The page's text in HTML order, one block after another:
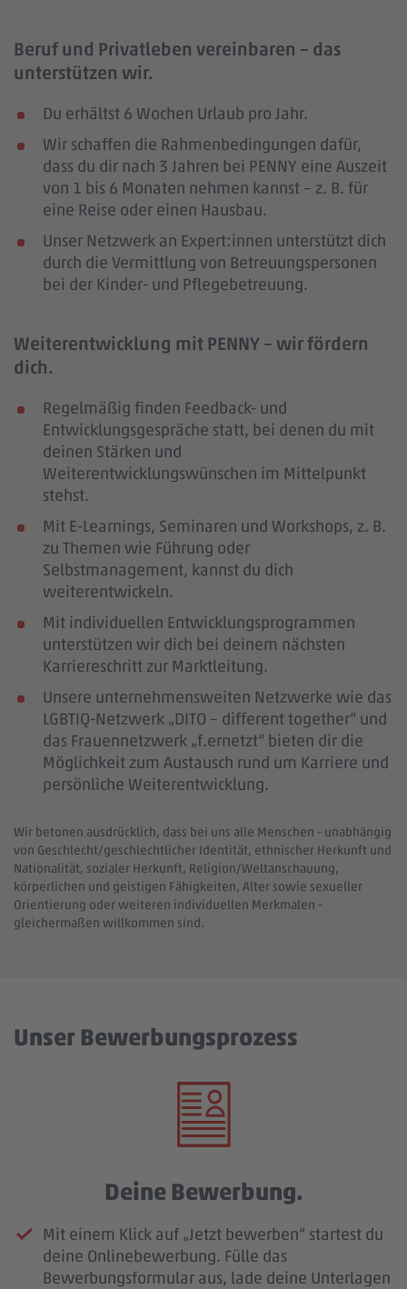
Beruf und Privatleben vereinbaren – das
unterstützen wir.
Du erhältst 6 Wochen Urlaub pro Jahr.
Wir schaffen die Rahmenbedingungen dafür,
dass du dir nach 3 Jahren bei PENNY eine Auszeit
von 1 bis 6 Monaten nehmen kannst – z. B. für
eine Reise oder einen Hausbau.
Unser Netzwerk an Expert:innen unterstützt dich
durch die Vermittlung von Betreuungspersonen
bei der Kinder- und Pflegebetreuung.
Weiterentwicklung mit PENNY – wir fördern
dich.
Regelmäßig finden Feedback- und
Entwicklungsgespräche statt, bei denen du mit
deinen Stärken und
Weiterentwicklungswünschen im Mittelpunkt
stehst.
Mit E-Learnings, Seminaren und Workshops, z. B.
zu Themen wie Führung oder
Selbstmanagement, kannst du dich
weiterentwickeln.
Mit individuellen Entwicklungsprogrammen
unterstützen wir dich bei deinem nächsten
Karriereschritt zur Marktleitung.
Unsere unternehmensweiten Netzwerke wie das
LGBTIQ-Netzwerk „DITO – different together“ und
das Frauennetzwerk „f.ernetzt“ bieten dir die
Möglichkeit zum Austausch rund um Karriere und
persönliche Weiterentwicklung.
Wir betonen ausdrücklich, dass bei uns alle Menschen - unabhängig
von Geschlecht/geschlechtlicher Identität, ethnischer Herkunft und
Nationalität, sozialer Herkunft, Religion/Weltanschauung,
körperlichen und geistigen Fähigkeiten, Alter sowie sexueller
Orientierung oder weiteren individuellen Merkmalen -
gleichermaßen willkommen sind.
Unser Bewerbungsprozess
Deine Bewerbung.
Mit einem Klick auf „Jetzt bewerben“ startest du
deine Onlinebewerbung. Fülle das
Bewerbungsformular aus, lade deine Unterlagen